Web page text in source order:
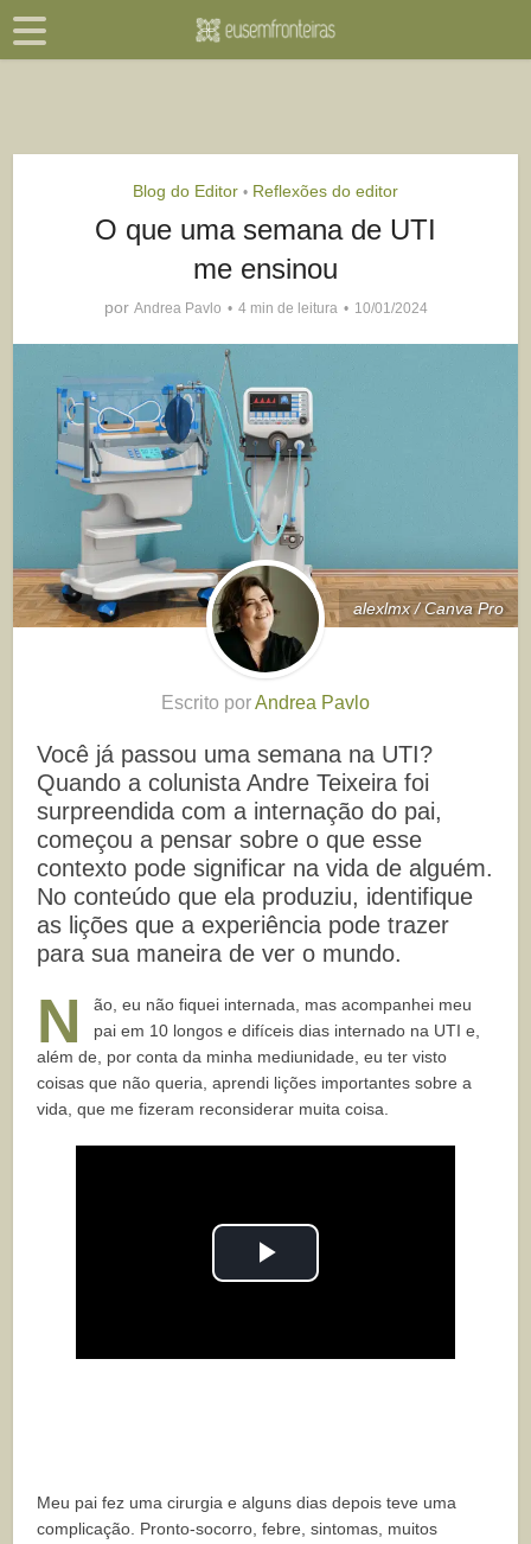
Blog do Editor • Reflexões do editor
O que uma semana de UTI
me ensinou
por Andrea Pavlo 4 min de leitura 10/01/2024
alexlmx / Canva Pro
Escrito porAndrea Pavlo
Você já passou uma semana na UTI?
Quando a colunista Andre Teixeira foi
surpreendida com a internação do pai,
começou a pensar sobre o que esse
contexto pode significar na vida de alguém.
No conteúdo que ela produziu, identifique
as lições que a experiência pode trazer
para sua maneira de ver o mundo.
N
ão, eu não fiquei internada, mas acompanhei meu
pai em 10 longos e difíceis dias internado na UTI e,
além de, por conta da minha mediunidade, eu ter visto
coisas que não queria, aprendi lições importantes sobre a
vida, que me fizeram reconsiderar muita coisa.
Play
Meu pai fez uma cirurgia e alguns dias depois teve uma
complicação. Pronto-socorro, febre, sintomas, muitos